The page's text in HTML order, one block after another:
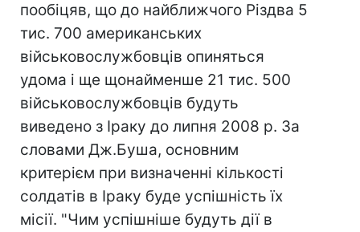
пообіцяв, що до найближчого Різдва 5
тис. 700 американських
військовослужбовців опиняться
удома і ще щонайменше 21 тис. 500
військовослужбовців будуть
виведено з Іраку до липня 2008 р. За
словами Дж.Буша, основним
критерієм при визначенні кількості
солдатів в Іраку буде успішність їх
місії. "Чим успішніше будуть дії в